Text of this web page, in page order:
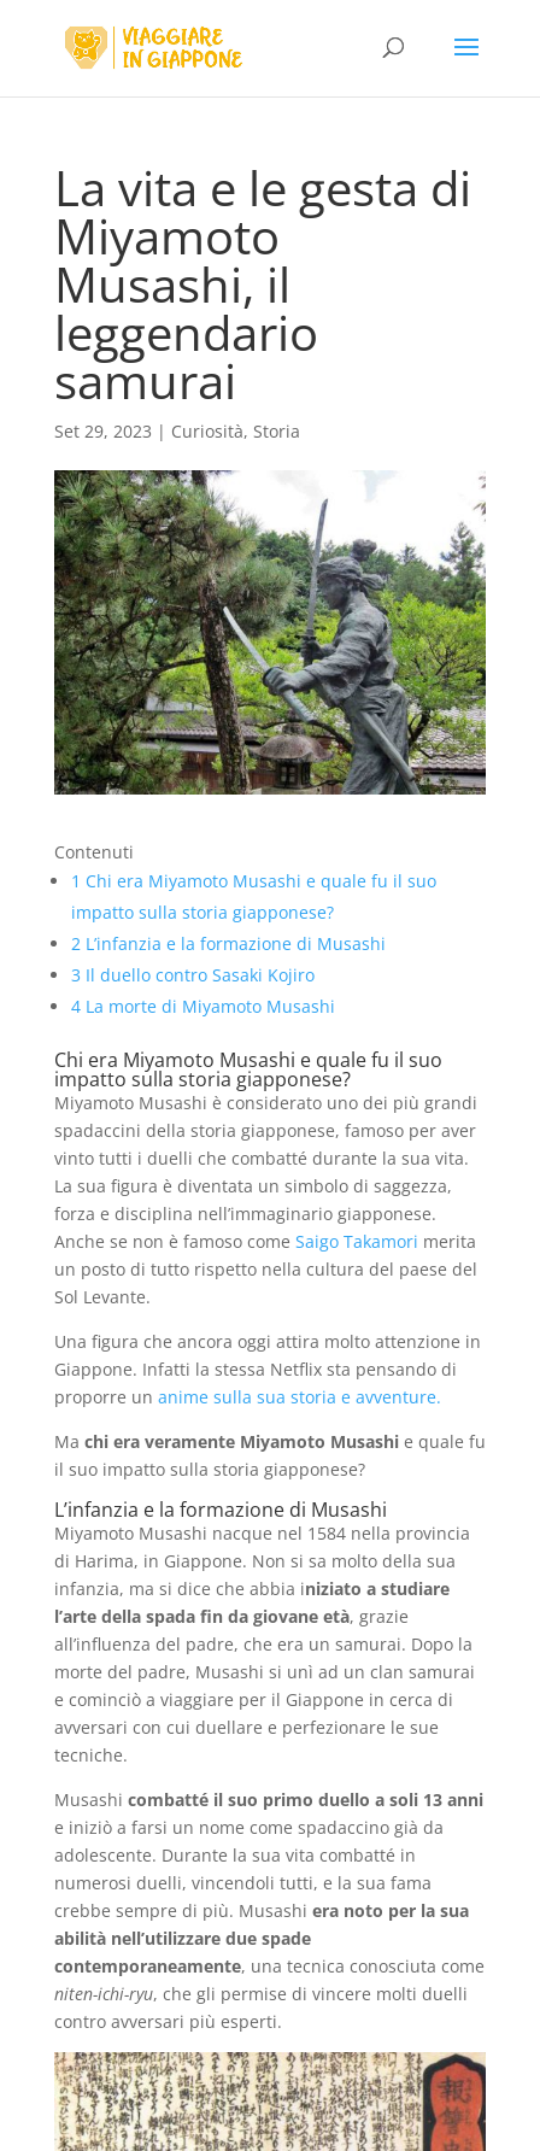
La vita e le gesta di
Miyamoto
Musashi, il
leggendario
samurai
Set 29, 2023 | Curiosità, Storia
Contenuti
1 Chi era Miyamoto Musashi e quale fu il suo
impatto sulla storia giapponese?
2 L’infanzia e la formazione di Musashi
3 Il duello contro Sasaki Kojiro
4La morte di Miyamoto Musashi
Chi era Miyamoto Musashi e quale fu il suo
impatto sulla storia giapponese?
Miyamoto Musashi è considerato uno dei più grandi
spadaccini della storia giapponese, famoso per aver
vinto tutti i duelli che combatté durante la sua vita.
La sua figura è diventata un simbolo di saggezza,
forza e disciplina nell’immaginario giapponese.
Anche se non è famoso come Saigo Takamori merita
un posto di tutto rispetto nella cultura del paese del
Sol Levante.
Una figura che ancora oggi attira molto attenzione in
Giappone. Infatti la stessa Netflix sta pensando di
proporre un anime sulla sua storia e avventure.
Ma chi era veramente Miyamoto Musashie quale fu
il suo impatto sulla storia giapponese?
L’infanzia e la formazione di Musashi
Miyamoto Musashi nacque nel 1584 nella provincia
di Harima, in Giappone. Non si sa molto della sua
infanzia, ma si dice che abbia iniziato a studiare
l’arte della spada fin da giovane età, grazie
all’influenza del padre, che era un samurai. Dopo la
morte del padre, Musashi si unì ad un clan samurai
e cominciò a viaggiare per il Giappone in cerca di
avversari con cui duellare e perfezionare le sue
tecniche.
Musashi combatté il suo primo duello a soli 13 anni
e iniziò a farsi un nome come spadaccino già da
adolescente. Durante la sua vita combatté in
numerosi duelli, vincendoli tutti, e la sua fama
crebbe sempre di più. Musashi era noto per la sua
abilità nell’utilizzare due spade
contemporaneamente, una tecnica conosciuta come
niten-ichi-ryu, che gli permise di vincere molti duelli
contro avversari più esperti.